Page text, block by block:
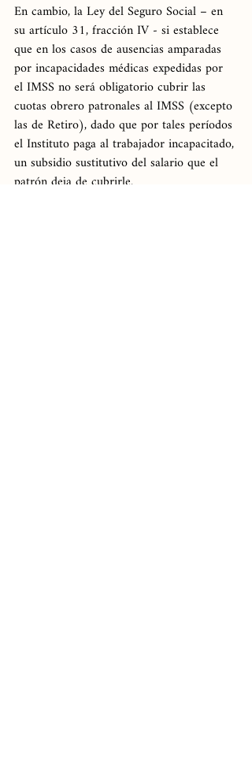
En cambio, la Ley del Seguro Social – en
su artículo 31, fracción IV - si establece
que en los casos de ausencias amparadas
por incapacidades médicas expedidas por
el IMSS no será obligatorio cubrir las
cuotas obrero patronales al IMSS (excepto
las de Retiro), dado que por tales períodos
el Instituto paga al trabajador incapacitado,
un subsidio sustitutivo del salario que el
patrón deja de cubrirle.